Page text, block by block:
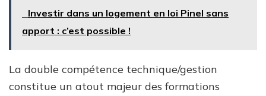
Investir dans un logement en loi Pinel sans
apport : c’est possible !
La double compétence technique/gestion
constitue un atout majeur des formations